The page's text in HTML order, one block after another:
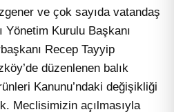
ve çok sayıda vatandaş
Yönetim Kurulu Başkanı
Recep Tayyip
düzenlenen balık
Kanunu’ndaki değişikliği
Meclisimizin açılmasıyla